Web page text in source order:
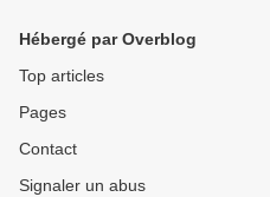
Hébergé par Overblog
Top articles
Pages
Contact
Signaler un abus